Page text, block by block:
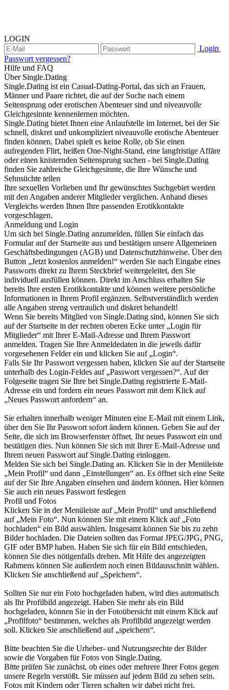
LOGIN
Login
Passwort vergessen?
Hilfe und FAQ
Über Single.Dating
Single.Dating ist ein Casual-Dating-Portal, das sich an Frauen,
Männer und Paare richtet, die auf der Suche nach einem
Seitensprung oder erotischen Abenteuer sind und niveauvolle
Gleichgesinnte kennenlernen möchten.
Single.Dating bietet Ihnen eine Anlaufstelle im Internet, bei der Sie
schnell, diskret und unkompliziert niveauvolle erotische Abenteuer
finden können. Dabei spielt es keine Rolle, ob Sie einen
aufregenden Flirt, heißen One-Night-Stand, eine langfristige Affäre
oder einen knisternden Seitensprung suchen - bei Single.Dating
finden Sie zahlreiche Gleichgesinnte, die Ihre Wünsche und
Sehnsüchte teilen
Ihre sexuellen Vorlieben und Ihr gewünschtes Suchgebiet werden
mit den Angaben anderer Mitglieder verglichen. Anhand dieses
Vergleichs werden Ihnen Ihre passenden Erotikkontakte
vorgeschlagen.
Anmeldung und Login
Um sich bei Single.Dating anzumelden, füllen Sie einfach das
Formular auf der Startseite aus und bestätigen unsere Allgemeinen
Geschäftsbedingungen (AGB) und Datenschutzhinweise. Über den
Button „Jetzt kostenlos anmelden!“ werden Sie nach Eingabe eines
Passworts direkt zu Ihrem Steckbrief weitergeleitet, den Sie
individuell ausfüllen können. Direkt im Anschluss erhalten Sie
bereits Ihre ersten Erotikkontakte und können weitere persönliche
Informationen in Ihrem Profil ergänzen. Selbstverständlich werden
alle Angaben streng vertraulich und diskret behandelt!
Wenn Sie bereits Mitglied von Single.Dating sind, können Sie sich
auf der Startseite in der rechten oberen Ecke unter „Login für
Mitglieder“ mit Ihrer E-Mail-Adresse und Ihrem Passwort
anmelden. Tragen Sie Ihre Anmeldedaten in die jeweils dafür
vorgesehenen Felder ein und klicken Sie auf „Login“.
Falls Sie Ihr Passwort vergessen haben, klicken Sie auf der Startseite
unterhalb des Login-Feldes auf „Passwort vergessen?“. Auf der
Folgeseite tragen Sie Ihre bei Single.Dating registrierte E-Mail-
Adresse ein und fordern ein neues Passwort mit dem Klick auf
„Neues Passwort anfordern“ an.
Sie erhalten innerhalb weniger Minuten eine E-Mail mit einem Link,
über den Sie Ihr Passwort sofort ändern können. Geben Sie auf der
Seite, die sich im Browserfenster öffnet, Ihr neues Passwort ein und
bestätigen dies. Nun können Sie sich mit Ihrer E-Mail-Adresse und
Ihrem neuen Passwort auf Single.Dating einloggen.
Melden Sie sich bei Single.Dating an. Klicken Sie in der Menüleiste
„Mein Profil“ und dann „Einstellungen“ an. Es öffnet sich eine Seite
auf der Sie Ihre Angaben einsehen und ändern können. Hier können
Sie auch ein neues Passwort festlegen
Profil und Fotos
Klicken Sie in der Menüleiste auf „Mein Profil“ und anschließend
auf „Mein Foto“. Nun können Sie mit einem Klick auf „Foto
hochladen“ ein Bild auswählen. Insgesamt können Sie bis zu zehn
Bilder hochladen. Die Dateien sollten das Format JPEG/JPG, PNG,
GIF oder BMP haben. Haben Sie sich für ein Bild entschieden,
können Sie dies nötigenfalls drehen. Mit Hilfe des angezeigten
Rahmens können Sie außerdem noch einen Bildausschnitt wählen.
Klicken Sie anschließend auf „Speichern“.
Sollten Sie nur ein Foto hochgeladen haben, wird dies automatisch
als Ihr Profilbild angezeigt. Haben Sie mehr als ein Bild
hochgeladen, können Sie in der Fotoübersicht mit einem Klick auf
„Profilfoto“ bestimmen, welches als Profilbild angezeigt werden
soll. Klicken Sie anschließend auf „speichern“.
Bitte beachten Sie die Urheber- und Nutzungsrechte der Bilder
sowie die Vorgaben für Fotos von Single.Dating.
Bitte prüfen Sie zunächst, ob eines oder mehrere Ihrer Fotos gegen
unsere Regeln verstößt. Sie müssen auf jedem Bild zu sehen sein.
Fotos mit Kindern oder Tieren schalten wir dabei nicht frei.